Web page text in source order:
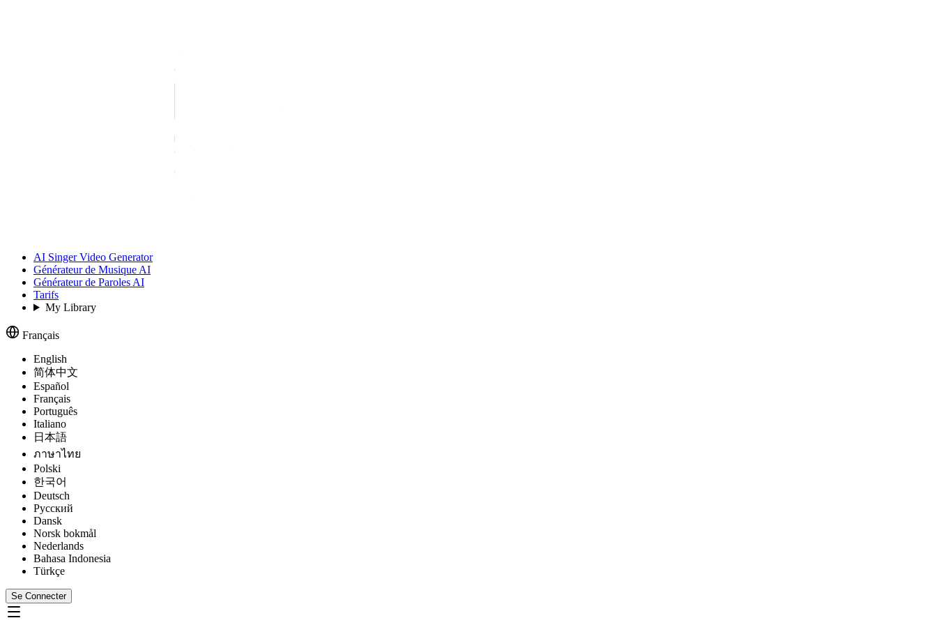
AI Singer Video Generator
Générateur de Musique AI
Générateur de Paroles AI
Tarifs
My Library
Français
English
简体中文
Español
Français
Português
Italiano
日本語
ภาษาไทย
Polski
한국어
Deutsch
Русский
Dansk
Norsk bokmål
Nederlands
Bahasa Indonesia
Türkçe
Se Connecter